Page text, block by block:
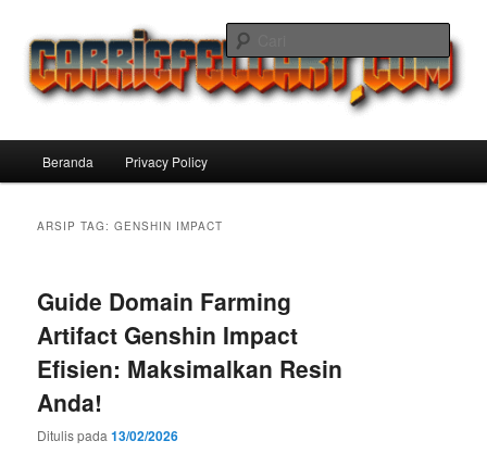
konten
utama
konten
sekunderCarriefellart Pilihan Terbaik Game
Offline Android 2025 yang Wajib
Kamu Coba
Cari
Beranda Privacy Policy
ARSIP TAG:GENSHIN IMPACT
Guide Domain Farming
Artifact Genshin Impact
Efisien: Maksimalkan Resin
Anda!
Ditulis pada13/02/2026